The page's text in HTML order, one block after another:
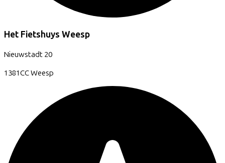
Het Fietshuys Weesp
Nieuwstadt 20
1381CCWeesp